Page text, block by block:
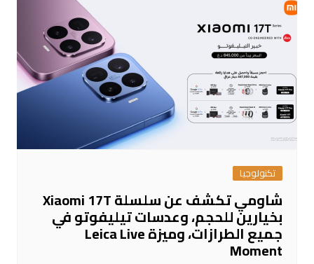
تكنولوجيا
شاومي تكشف عن سلسلة Xiaomi 17T
بخيارين للحجم، وعدسات تيليفوتو في
جميع الطرازات، وميزة Leica Live
Moment